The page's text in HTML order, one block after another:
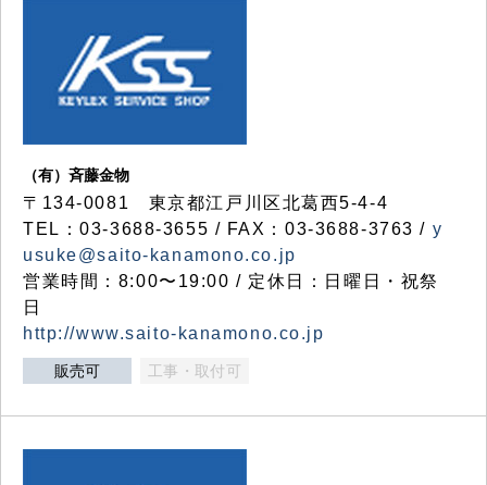
（有）斉藤金物
〒134-0081 東京都江戸川区北葛西5-4-4
TEL：03-3688-3655 / FAX：03-3688-3763 / y
usuke@saito-kanamono.co.jp
営業時間：8:00〜19:00 / 定休日：日曜日・祝祭
日
http://www.saito-kanamono.co.jp
販売可 工事・取付可